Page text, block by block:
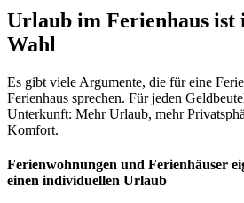
Urlaub im Ferienhaus ist
Wahl
Es gibt viele Argumente, die für eine
Ferienhaus sprechen. Für jeden
Unterkunft: Mehr Urlaub, mehr
Komfort.
Ferienwohnungen und Ferienhäuser
einen individuellen Urlaub